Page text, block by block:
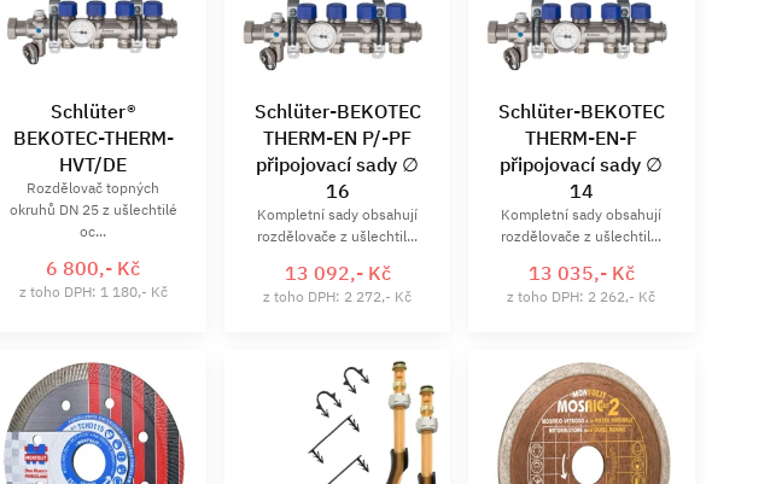
Schlüter®
BEKOTEC-THERM-
HVT/DE
Rozdělovač topných
okruhů DN 25 z ušlechtilé
oc...
6 800,- Kč
z toho DPH: 1 180,- Kč
Schlüter-BEKOTEC
THERM-EN P/-PF
připojovací sady ∅
16
Kompletní sady obsahují
rozdělovače z ušlechtil...
13 092,- Kč
z toho DPH: 2 272,- Kč
Schlüter-BEKOTEC
THERM-EN-F
připojovací sady ∅
14
Kompletní sady obsahují
rozdělovače z ušlechtil...
13 035,- Kč
z toho DPH: 2 262,- Kč